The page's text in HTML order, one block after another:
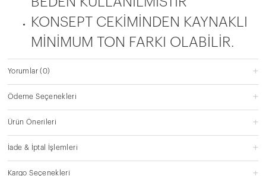
KONSEPT CEKİMİNDEN KAYNAKLI
MİNİMUM TON FARKI OLABİLİR.
Yorumlar(0)
Ödeme Seçenekleri
Ürün Önerileri
İade & İptal İşlemleri
Kargo Seçenekleri